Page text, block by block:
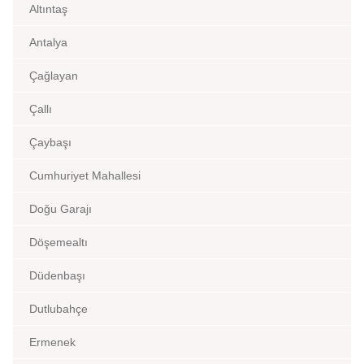
Altıntaş
Antalya
Çağlayan
Çallı
Çaybaşı
Cumhuriyet Mahallesi
Doğu Garajı
Döşemealtı
Düdenbaşı
Dutlubahçe
Ermenek